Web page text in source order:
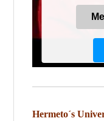
Hermeto´s